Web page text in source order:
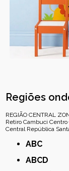
Regiões
REGIÃO CENTRAL
Retiro Cambuci Centro
Central República
ABC
ABCD